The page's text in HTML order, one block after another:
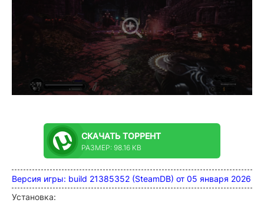
СКАЧАТЬ ТОРРЕНТ
РАЗМЕР: 98.16 KB
Версия игры: build 21385352 (SteamDB) от 05 января 2026
Установка: